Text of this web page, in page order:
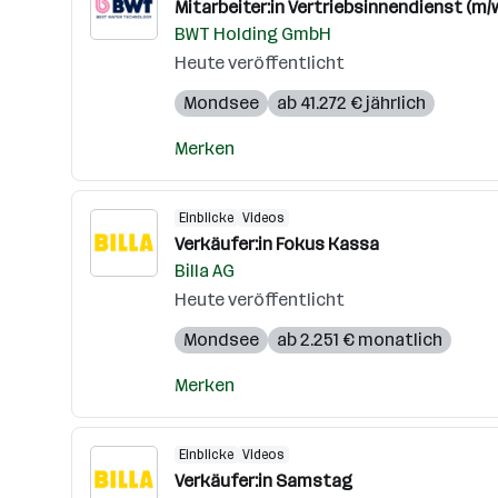
Mitarbeiter:in Vertriebsinnendienst (m/
BWT Holding GmbH
Heute veröffentlicht
Mondsee
ab 41.272 € jährlich
Merken
Einblicke Videos
Verkäufer:in Fokus Kassa
Billa AG
Heute veröffentlicht
Mondsee
ab 2.251 € monatlich
Merken
Einblicke Videos
Verkäufer:in Samstag